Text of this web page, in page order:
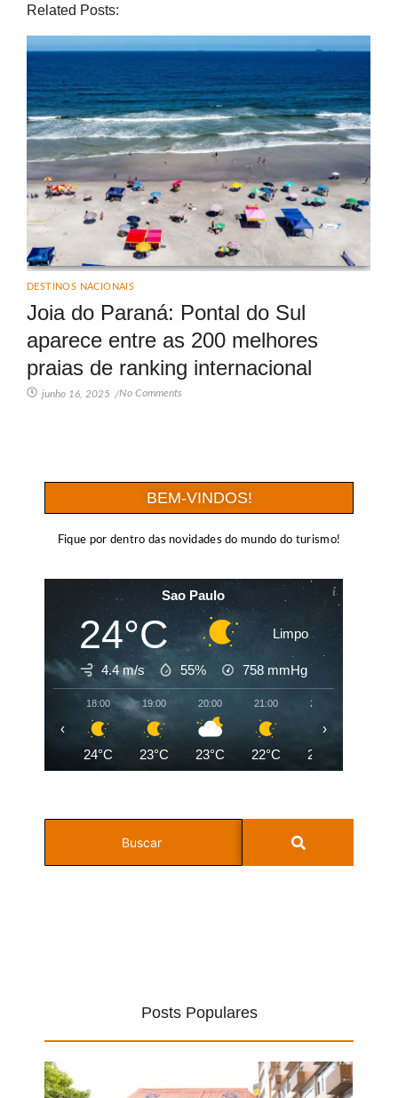
Related Posts:
DESTINOS NACIONAIS
Joia do Paraná: Pontal do Sul
aparece entre as 200 melhores
praias de ranking internacional
junho 16, 2025 /No Comments
BEM-VINDOS!
Fique por dentro das novidades do mundo do turismo!
Sao Paulo
24°C Limpo
4.4 m/s 55% 758 mmHg
18:00
24°C
19:00
23°C
20:00
23°C
21:00
22°C
22:00
22°C
‹ ›
Posts Populares